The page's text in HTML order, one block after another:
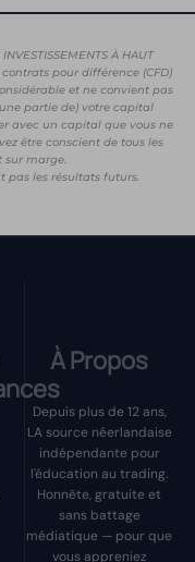
À HAUT
pour différence (CFD)
et ne convient pas
partie de) votre capital
avec un capital que vous ne
être conscient de tous les
sur marge.
pas les résultats futurs.
À Propos
Depuis plus de 12 ans,
LA source néerlandaise
indépendante pour
l'éducation au trading.
Honnête, gratuite et
sans battage
médiatique — pour que
vous appreniez